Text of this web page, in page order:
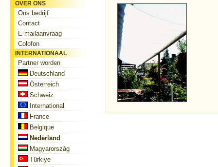
OVER ONS
Ons bedrijf
Contact
E-mailaanvraag
Colofon
INTERNATIONAAL
Partner worden
Deutschland
Österreich
Schweiz
International
France
Belgique
Nederland
Magyarország
Türkiye